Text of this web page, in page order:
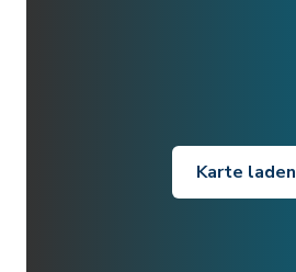
Karte laden